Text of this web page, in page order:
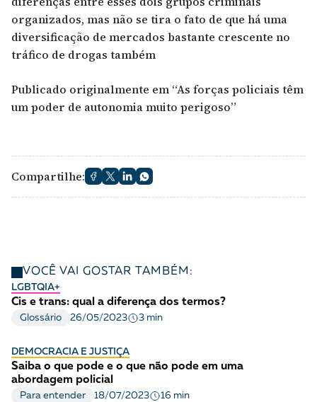
organizados, mas não se tira o fato de que há uma
diversificação de mercados bastante crescente no
tráfico de drogas também
Publicado originalmente em “As forças policiais têm
um poder de autonomia muito perigoso”
Compartilhe:
VOCÊ VAI GOSTAR TAMBÉM:
LGBTQIA+
Cis e trans: qual a diferença dos termos?
Glossário 26/05/2023 3 min
DEMOCRACIA E JUSTIÇA
Saiba o que pode e o que não pode em uma
abordagem policial
Para entender 18/07/2023 16 min